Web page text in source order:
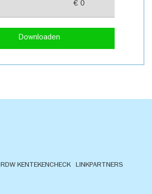
€ 0
Downloaden
RDW KENTEKENCHECK
LINKPARTNERS